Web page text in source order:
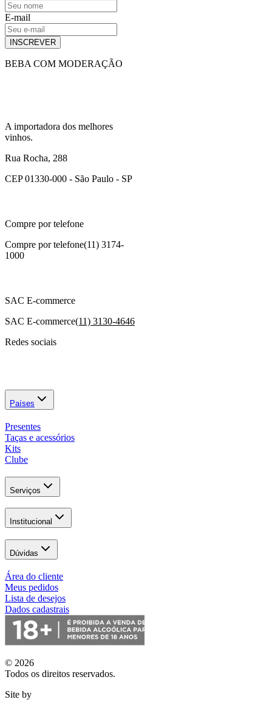
E-mail
INSCREVER
BEBA COM MODERAÇÃO
A importadora dos melhores
vinhos.
Rua Rocha, 288
CEP 01330-000 - São Paulo - SP
Compre por telefone
Compre por telefone(11) 3174-
1000
SAC E-commerce
SAC E-commerce(11) 3130-4646
Redes sociais
Países
Presentes
Taças e acessórios
Kits
Clube
Serviços
Institucional
Dúvidas
Área do cliente
Meus pedidos
Lista de desejos
Dados cadastrais
© 2026
Todos os direitos reservados.
Site by